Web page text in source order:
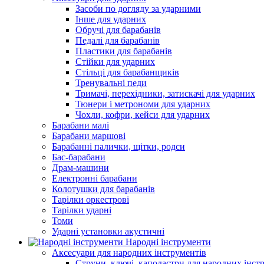
Засоби по догляду за ударними
Інше для ударних
Обручі для барабанів
Педалі для барабанів
Пластики для барабанів
Стійки для ударних
Стільці для барабанщиків
Тренувальні педи
Тримачі, перехідники, затискачі для ударних
Тюнери і метрономи для ударних
Чохли, кофри, кейси для ударних
Барабани малі
Барабани маршові
Барабанні палички, щітки, родси
Бас-барабани
Драм-машини
Електронні барабани
Колотушки для барабанів
Тарілки оркестрові
Тарілки ударні
Томи
Ударні установки акустичні
Народні інструменти
Аксесуари для народних інструментів